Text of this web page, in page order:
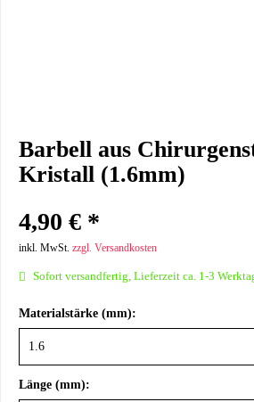
Barbell aus
Kristall (1.6mm)
4,90 € *
inkl. MwSt. zzgl. Versandkosten
Sofort versandfertig, Lieferzeit ca. 1-3
Materialstärke (mm):
Länge (mm):